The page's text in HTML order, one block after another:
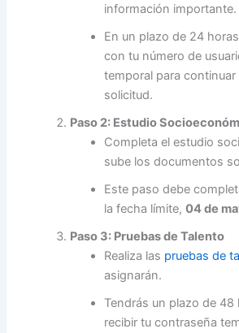
información importante.
En un plazo de 24
con tu número de
temporal para
solicitud.
Paso 2: Estudio
Completa el estudio
sube los documentos
Este paso debe
la fecha límite,04 de
Paso 3: Pruebas de Talento
Realiza las pruebas de
asignarán.
Tendrás un plazo de
recibir tu contraseña